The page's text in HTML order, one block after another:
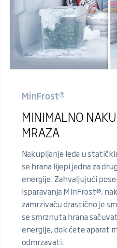
MinFrost®
MINIMALNO
MRAZA
Nakupljanje leda u
se hrana lijepi jedna za
energije. Zahvaljujući
isparavanja MinFrost®,
zamrzivaču drastično je
se smrznuta hrana
energije, dok ćete aparat
odmrzavati.